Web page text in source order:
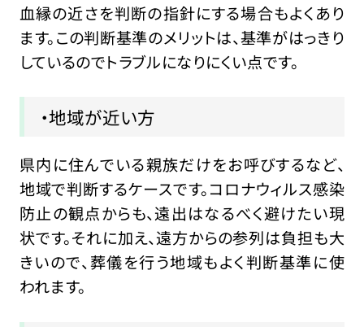
血縁の近さを判断の指針にする場合もよくあり
ます。この判断基準のメリットは、基準がはっきり
しているのでトラブルになりにくい点です。
・地域が近い方
県内に住んでいる親族だけをお呼びするなど、
地域で判断するケースです。コロナウィルス感染
防止の観点からも、遠出はなるべく避けたい現
状です。それに加え、遠方からの参列は負担も大
きいので、葬儀を行う地域もよく判断基準に使
われます。